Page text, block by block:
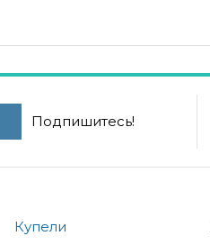
Подпишитесь!
Купели